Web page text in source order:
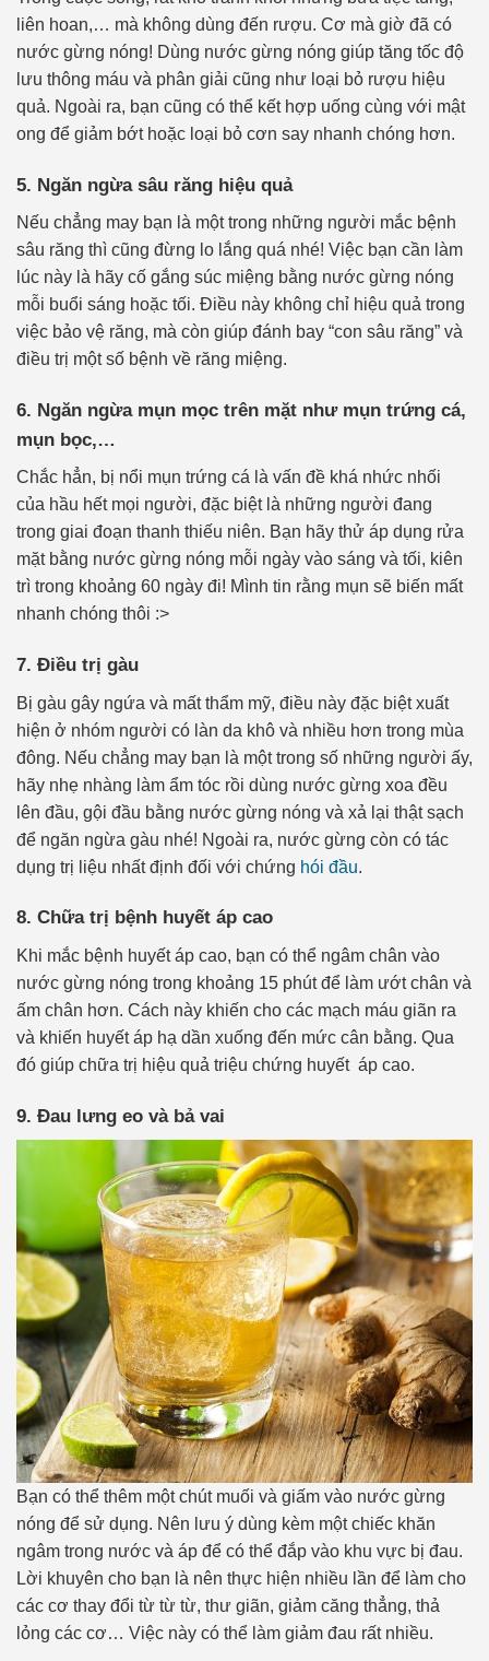
liên hoan,… mà không dùng đến rượu. Cơ mà giờ đã có
nước gừng nóng! Dùng nước gừng nóng giúp tăng tốc độ
lưu thông máu và phân giải cũng như loại bỏ rượu hiệu
quả. Ngoài ra, bạn cũng có thể kết hợp uống cùng với mật
ong để giảm bớt hoặc loại bỏ cơn say nhanh chóng hơn.
5. Ngăn ngừa sâu răng hiệu quả
Nếu chẳng may bạn là một trong những người mắc bệnh
sâu răng thì cũng đừng lo lắng quá nhé! Việc bạn cần làm
lúc này là hãy cố gắng súc miệng bằng nước gừng nóng
mỗi buổi sáng hoặc tối. Điều này không chỉ hiệu quả trong
việc bảo vệ răng, mà còn giúp đánh bay “con sâu răng” và
điều trị một số bệnh về răng miệng.
6. Ngăn ngừa mụn mọc trên mặt như mụn trứng cá,
mụn bọc,…
Chắc hẳn, bị nổi mụn trứng cá là vấn đề khá nhức nhối
của hầu hết mọi người, đặc biệt là những người đang
trong giai đoạn thanh thiếu niên. Bạn hãy thử áp dụng rửa
mặt bằng nước gừng nóng mỗi ngày vào sáng và tối, kiên
trì trong khoảng 60 ngày đi! Mình tin rằng mụn sẽ biến mất
nhanh chóng thôi :>
7. Điều trị gàu
Bị gàu gây ngứa và mất thẩm mỹ, điều này đặc biệt xuất
hiện ở nhóm người có làn da khô và nhiều hơn trong mùa
đông. Nếu chẳng may bạn là một trong số những người ấy,
hãy nhẹ nhàng làm ẩm tóc rồi dùng nước gừng xoa đều
lên đầu, gội đầu bằng nước gừng nóng và xả lại thật sạch
để ngăn ngừa gàu nhé! Ngoài ra, nước gừng còn có tác
dụng trị liệu nhất định đối với chứng hói đầu.
8. Chữa trị bệnh huyết áp cao
Khi mắc bệnh huyết áp cao, bạn có thể ngâm chân vào
nước gừng nóng trong khoảng 15 phút để làm ướt chân và
ấm chân hơn. Cách này khiến cho các mạch máu giãn ra
và khiến huyết áp hạ dần xuống đến mức cân bằng. Qua
đó giúp chữa trị hiệu quả triệu chứng huyết áp cao.
9. Đau lưng eo và bả vai
Bạn có thể thêm một chút muối và giấm vào nước gừng
nóng để sử dụng. Nên lưu ý dùng kèm một chiếc khăn
ngâm trong nước và áp để có thể đắp vào khu vực bị đau.
Lời khuyên cho bạn là nên thực hiện nhiều lần để làm cho
các cơ thay đổi từ từ từ, thư giãn, giảm căng thẳng, thả
lỏng các cơ… Việc này có thể làm giảm đau rất nhiều.